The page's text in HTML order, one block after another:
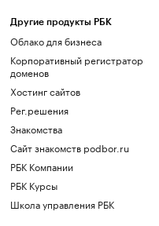
Другие продукты РБК
Облако для бизнеса
Корпоративный регистратор
доменов
Хостинг сайтов
Рег.решения
Знакомства
Сайт знакомств podbor.ru
РБК Компании
РБК Курсы
Школа управления РБК